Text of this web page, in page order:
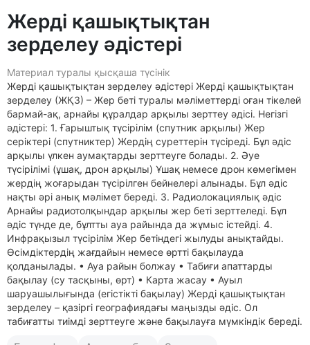
Жерді қашықтықтан
зерделеу әдістері
Материал туралы қысқаша түсінік
Жерді қашықтықтан зерделеу әдістері Жерді қашықтықтан
зерделеу (ЖҚЗ) – Жер беті туралы мәліметтерді оған тікелей
бармай-ақ, арнайы құралдар арқылы зерттеу әдісі. Негізгі
әдістері: 1. Ғарыштық түсірілім (спутник арқылы) Жер
серіктері (спутниктер) Жердің суреттерін түсіреді. Бұл әдіс
арқылы үлкен аумақтарды зерттеуге болады. 2. Әуе
түсірілімі (ұшақ, дрон арқылы) Ұшақ немесе дрон көмегімен
жердің жоғарыдан түсірілген бейнелері алынады. Бұл әдіс
нақты әрі анық мәлімет береді. 3. Радиолокациялық әдіс
Арнайы радиотолқындар арқылы жер беті зерттеледі. Бұл
әдіс түнде де, бұлтты ауа райында да жұмыс істейді. 4.
Инфрақызыл түсірілім Жер бетіндегі жылуды анықтайды.
Өсімдіктердің жағдайын немесе өртті бақылауда
қолданылады. • Ауа райын болжау • Табиғи апаттарды
бақылау (су тасқыны, өрт) • Карта жасау • Ауыл
шаруашылығында (егістікті бақылау) Жерді қашықтықтан
зерделеу – қазіргі географиядағы маңызды әдіс. Ол
табиғатты тиімді зерттеуге және бақылауға мүмкіндік береді.